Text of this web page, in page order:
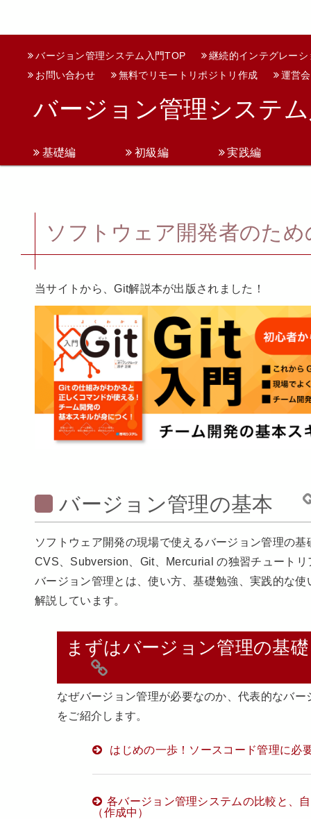
バージョン管理システム入門TOP
継続的インテグレー
お問い合わせ
無料でリモートリポジトリ作成 運営
バージョン管理システ
基礎編 初級編 実践編
ソフトウェア開発者のた
当サイトから、Git解説本が出版されました！
バージョン管理の基本
ソフトウェア開発の現場で使えるバージョン管理の基
CVS、Subversion、Git、Mercurial の独習チュートリ
バージョン管理とは、使い方、基礎勉強、実践的な
解説しています。
まずはバージョン管理の基
なぜバージョン管理が必要なのか、代表的なバ
をご紹介します。
はじめの一歩！ソースコード管理に必
各バージョン管理システムの比較と、
（作成中）